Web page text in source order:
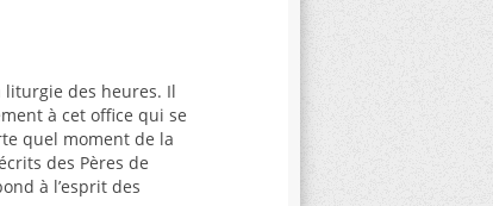
liturgie des heures. Il
à cet office qui se
quel moment de la
des Pères de
à l’esprit des